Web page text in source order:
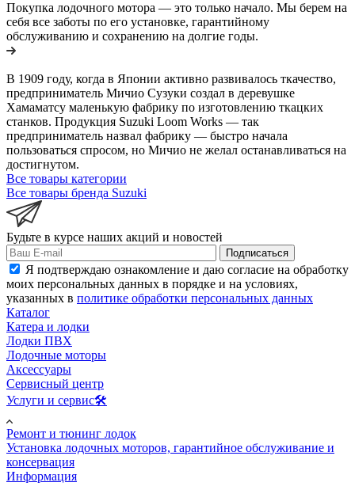
Покупка лодочного мотора — это только начало. Мы берем на
себя все заботы по его установке, гарантийному
обслуживанию и сохранению на долгие годы.
В 1909 году, когда в Японии активно развивалось ткачество,
предприниматель Мичио Сузуки создал в деревушке
Хамаматсу маленькую фабрику по изготовлению ткацких
станков. Продукция Suzuki Loom Works — так
предприниматель назвал фабрику — быстро начала
пользоваться спросом, но Мичио не желал останавливаться на
достигнутом.
Все товары категории
Все товары бренда Suzuki
Будьте в курсе наших акций и новостей
Подписаться
Я подтверждаю ознакомление и даю согласие на обработку
моих персональных данных в порядке и на условиях,
указанных в политике обработки персональных данных
Каталог
Катера и лодки
Лодки ПВХ
Лодочные моторы
Аксессуары
Сервисный центр
Услуги и сервис🛠️
Ремонт и тюнинг лодок
Установка лодочных моторов, гарантийное обслуживание и
консервация
Информация